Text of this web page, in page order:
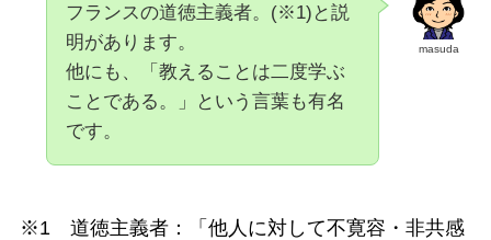
masuda
フランスの道徳主義者。(※1)と説
明があります。
他にも、「教えることは二度学ぶ
ことである。」という言葉も有名
です。
※1 道徳主義者：「他人に対して不寛容・非共感